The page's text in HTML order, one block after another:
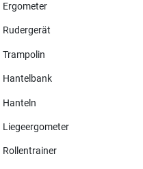
Ergometer
Rudergerät
Trampolin
Hantelbank
Hanteln
Liegeergometer
Rollentrainer